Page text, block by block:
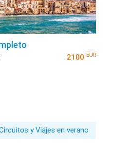
2100 EUR
y Viajes en verano